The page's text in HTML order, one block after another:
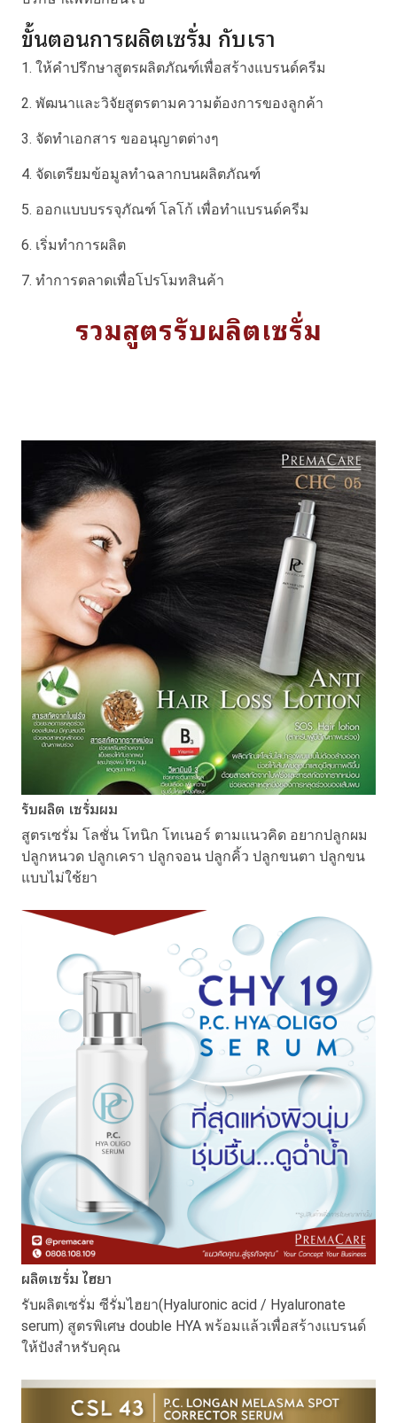
ขั้นตอนการผลิตเซรั่ม กับเรา
1. ให้คำปรึกษาสูตรผลิตภัณฑ์เพื่อสร้างแบรนด์ครีม
2. พัฒนาและวิจัยสูตรตามความต้องการของลูกค้า
3. จัดทำเอกสาร ขออนุญาตต่างๆ
4. จัดเตรียมข้อมูลทำฉลากบนผลิตภัณฑ์
5. ออกแบบบรรจุภัณฑ์ โลโก้ เพื่อทำแบรนด์ครีม
6. เริ่มทำการผลิต
7. ทำการตลาดเพื่อโปรโมทสินค้า
รวมสูตรรับผลิตเซรั่ม
รับผลิต เซรั่มผม
สูตรเซรั่ม โลชั่น โทนิก โทเนอร์ ตามแนวคิด อยากปลูกผม
ปลูกหนวด ปลูกเครา ปลูกจอน ปลูกคิ้ว ปลูกขนตา ปลูกขน
แบบไม่ใช้ยา
ผลิตเซรั่ม ไฮยา
รับผลิตเซรั่ม ซีรั่มไฮยา(Hyaluronic acid / Hyaluronate
serum) สูตรพิเศษ double HYA พร้อมแล้วเพื่อสร้างแบรนด์
ให้ปังสำหรับคุณ